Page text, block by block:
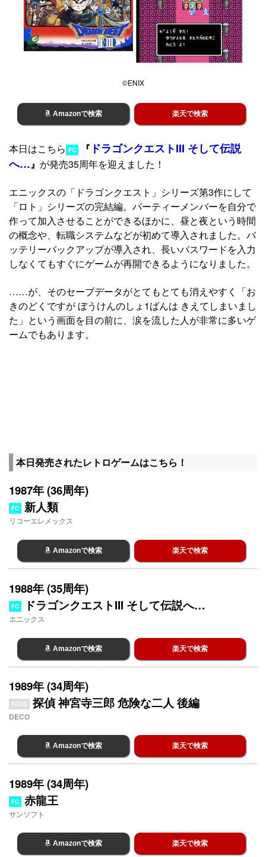
©ENIX
Amazonで検索 楽天で検索
本日はこちら FC 『 ドラゴンクエストIII そして伝説
へ…』 が発売35周年を迎えました！
エニックスの「ドラゴンクエスト」シリーズ第3作にして
「ロト」シリーズの完結編。パーティーメンバーを自分で
作って加入させることができるほかに、昼と夜という時間
の概念や、転職システムなどが初めて導入されました。バ
ッテリーバックアップが導入され、長いパスワードを入力
しなくてもすぐにゲームが再開できるようになりました。
……が、そのセーブデータがとてもとても消えやすく「お
きのどくですが ぼうけんのしょ1ばんは きえてしまいまし
た」という画面を目の前に、涙を流した人が非常に多いゲ
ームでもあります。
本日発売されたレトロゲームはこちら！
1987年 (36周年)
FC 新人類
リコーエレメックス
Amazonで検索 楽天で検索
1988年 (35周年)
FC ドラゴンクエストIII そして伝説へ…
エニックス
Amazonで検索 楽天で検索
1989年 (34周年)
FCDS 探偵 神宮寺三郎 危険な二人 後編
DECO
Amazonで検索 楽天で検索
1989年 (34周年)
FC 赤龍王
サンソフト
Amazonで検索 楽天で検索